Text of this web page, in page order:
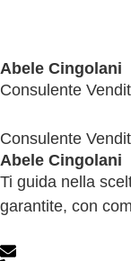
Abele Cingolani
Consulente
Consulente
Abele Cingolani
Ti guida nella
garantite, con